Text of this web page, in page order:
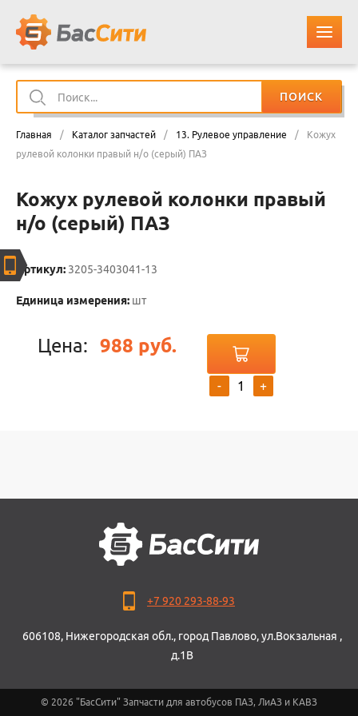
ПОИСК
Главная / Каталог запчастей / 13. Рулевое управление /
Кожух
рулевой колонки правый н/о (серый) ПАЗ
Кожух рулевой колонки правый
н/о (серый) ПАЗ
Артикул: 3205-3403041-13
Единица измерения: шт
Цена: 988 руб.
- +
+7 920 293-88-93
606108, Нижегородская обл., город Павлово, ул.Вокзальная ,
д.1В
© 2026 "БасСити" Запчасти для автобусов ПАЗ, ЛиАЗ и КАВЗ
КАТАЛОГ ЗАПЧАСТЕЙ
ОПЛАТА И ДОСТАВКА